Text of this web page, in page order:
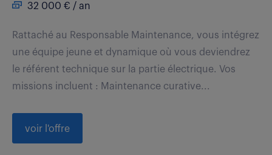
32 000 € / an
Rattaché au Responsable Maintenance, vous intégrez
une équipe jeune et dynamique où vous deviendrez
le référent technique sur la partie électrique. Vos
missions incluent : Maintenance curative...
voir l'offre